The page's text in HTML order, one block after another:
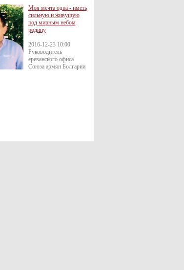
Моя мечта одна - иметь
сильную и живущую
под мирным небом
родину
2016-12-23 10:00
Руководитель
ереванского офиса
Союза армян Болгарии